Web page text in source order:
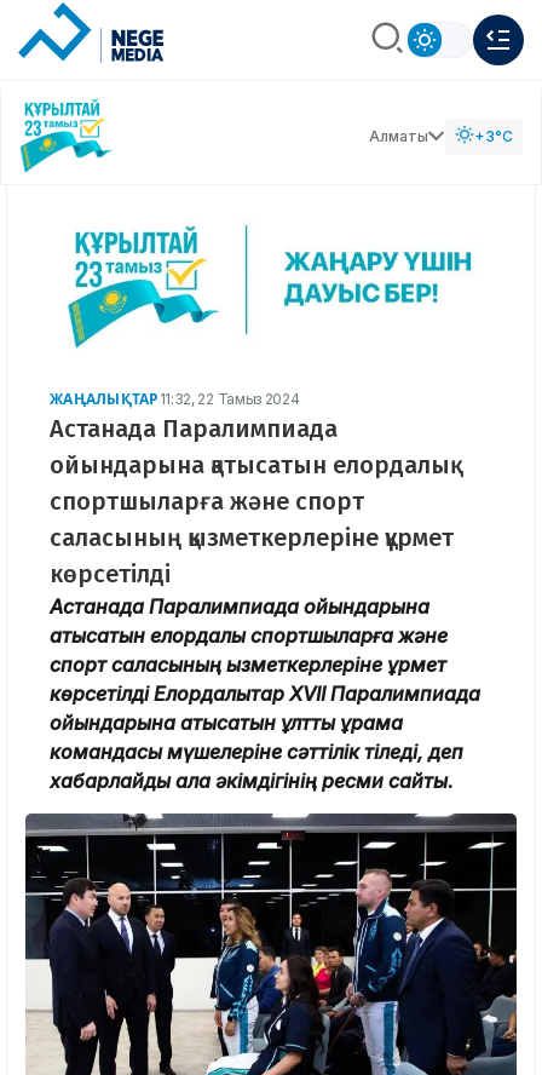
Алматы +3°C
ЖАҢАЛЫҚТАР 11:32, 22 Тамыз 2024
Астанада Паралимпиада
ойындарына қатысатын елордалық
спортшыларға және спорт
саласының қызметкерлеріне құрмет
көрсетілді
Астанада Паралимпиада ойындарына
қатысатын елордалық спортшыларға және
спорт саласының қызметкерлеріне құрмет
көрсетілді Елордалықтар XVII Паралимпиада
ойындарына қатысатын ұлттық құрама
командасы мүшелеріне сәттілік тіледі, деп
хабарлайды қала әкімдігінің ресми сайты.